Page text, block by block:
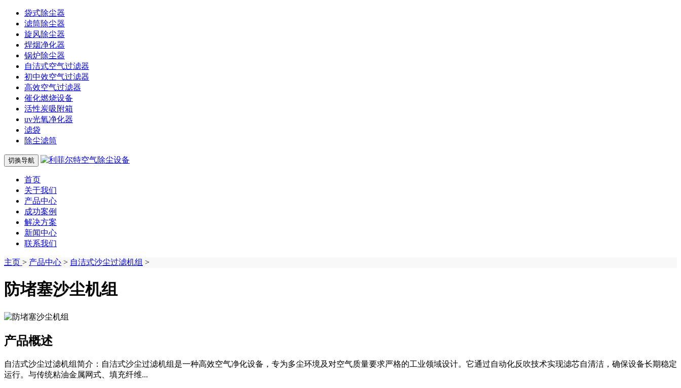
袋式除尘器
滤筒除尘器
旋风除尘器
焊烟净化器
锅炉除尘器
自洁式空气过滤器
初中效空气过滤器
高效空气过滤器
催化燃烧设备
活性炭吸附箱
uv光氧净化器
滤袋
除尘滤筒
切换导航
首页
关于我们
产品中心
成功案例
解决方案
新闻中心
联系我们
主页 > 产品中心 > 自洁式沙尘过滤机组 >
防堵塞沙尘机组
产品概述
自洁式沙尘过滤机组简介：自洁式沙尘过滤机组是一种高效空气净化设备，专为多尘环境及对空气质量要求严格的工业领域设计。它通过自动化反吹技术实现滤芯自清洁，确保设备长期稳定
运行。与传统粘油金属网式、填充纤维...